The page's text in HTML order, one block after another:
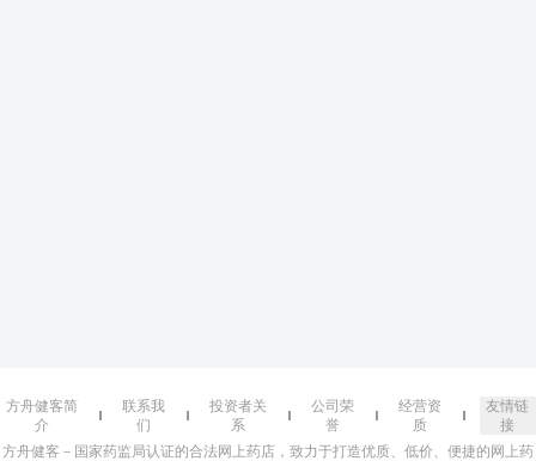
方舟健客简
介
联系我
们
投资者关
系
公司荣
誉
经营资
质
友情链
接
方舟健客－国家药监局认证的合法网上药店，致力于打造优质、低价、便捷的网上药